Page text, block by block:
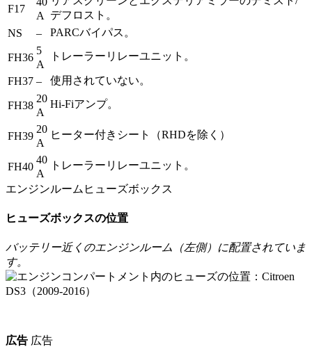
F17
A
デフロスト。
NS
– PARCバイパス。
FH36
5
A
トレーラーリレーユニット。
FH37 – 使用されていない。
FH38
20
A
Hi-Fiアンプ。
FH39
20
A
ヒーター付きシート（RHDを除く）
FH40
40
A
トレーラーリレーユニット。
エンジンルームヒューズボックス
ヒューズボックスの位置
バッテリー近くのエンジンルーム（左側）に配置されていま
す。
広告 広告